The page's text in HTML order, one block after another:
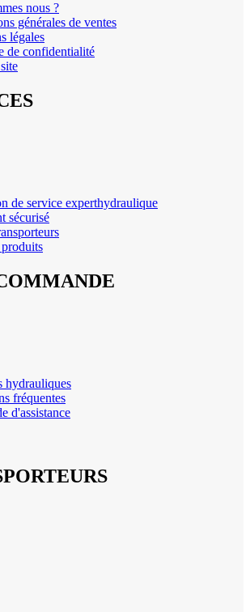
nous ?
générales de ventes
légales
de confidentialité
de service experthydraulique
sécurisé
hydrauliques
fréquentes
d'assistance